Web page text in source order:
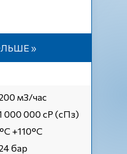
»
м3/час
000 000 cP (сПз)
+110°C
бар